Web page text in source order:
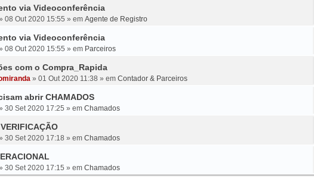
via Videoconferência
08 Out 2020 15:55 » em Agente de Registro
via Videoconferência
08 Out 2020 15:55 » em Parceiros
com o Compra_Rapida
» 01 Out 2020 11:38 » em Contador & Parceiros
abrir CHAMADOS
30 Set 2020 17:25 » em Chamados
30 Set 2020 17:18 » em Chamados
30 Set 2020 17:15 » em Chamados